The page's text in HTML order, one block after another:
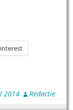
2014 Redactie